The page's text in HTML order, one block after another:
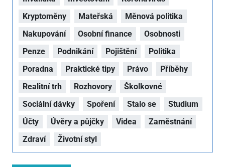
Kryptoměny
Mateřská
Měnová politika
Nakupování
Osobní finance
Osobnosti
Penze
Podnikání Pojištění
Politika
Poradna
Praktické tipy Právo
Příběhy
Realitní trh
Rozhovory
Školkovné
Sociální dávky
Spoření Stalo se
Studium
Účty
Úvěry a půjčky Videa
Zaměstnání
Zdraví
Životní styl